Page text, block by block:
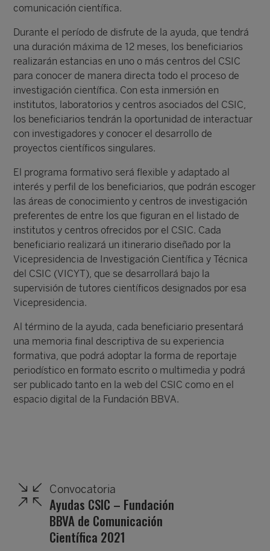
comunicación científica.
Durante el período de disfrute de la ayuda, que tendrá
una duración máxima de 12 meses, los beneficiarios
realizarán estancias en uno o más centros del CSIC
para conocer de manera directa todo el proceso de
investigación científica. Con esta inmersión en
institutos, laboratorios y centros asociados del CSIC,
los beneficiarios tendrán la oportunidad de interactuar
con investigadores y conocer el desarrollo de
proyectos científicos singulares.
El programa formativo será flexible y adaptado al
interés y perfil de los beneficiarios, que podrán escoger
las áreas de conocimiento y centros de investigación
preferentes de entre los que figuran en el listado de
institutos y centros ofrecidos por el CSIC. Cada
beneficiario realizará un itinerario diseñado por la
Vicepresidencia de Investigación Científica y Técnica
del CSIC (VICYT), que se desarrollará bajo la
supervisión de tutores científicos designados por esa
Vicepresidencia.
Al término de la ayuda, cada beneficiario presentará
una memoria final descriptiva de su experiencia
formativa, que podrá adoptar la forma de reportaje
periodístico en formato escrito o multimedia y podrá
ser publicado tanto en la web del CSIC como en el
espacio digital de la Fundación BBVA.
Convocatoria
Ayudas CSIC – Fundación
BBVA de Comunicación
Científica 2021